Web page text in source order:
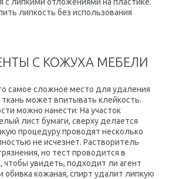
липкость без использования
С КОЖУХА МЕБЕЛИ
самое сложное место для удаления
ткань может впитывать клейкость.
можно нанести: На участок
лист бумаги, сверху делается
процедуру проводят несколько
не исчезнет. Растворитель
но тест проводится в
чтобы увидеть, подходит ли агент
обивка кожаная, спирт удалит липкую